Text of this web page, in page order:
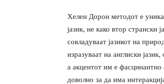
Хелен Дорон методот е
јазик, не како втор странски
совладуваат јазикот на
изразуваат на англиски
а акцентот им е
доволно за да има